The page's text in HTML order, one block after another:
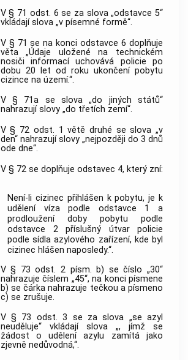
V § 71 odst. 6 se za slova „odstavce 5“
vkládají slova „v písemné formě“.
V § 71 se na konci odstavce 6 doplňuje
věta „Údaje uložené na technickém
nosiči informací uchovává policie po
dobu 20 let od roku ukončení pobytu
cizince na území.“.
V § 71a se slova „do jiných států“
nahrazují slovy „do třetích zemí“.
V § 72 odst. 1 větě druhé se slova „v
den“ nahrazují slovy „nejpozději do 3 dnů
ode dne“.
V § 72 se doplňuje odstavec 4, který zní:
Není-li cizinec přihlášen k pobytu, je k
udělení víza podle odstavce 1 a
prodloužení doby pobytu podle
odstavce 2 příslušný útvar policie
podle sídla azylového zařízení, kde byl
cizinec hlášen naposledy.“.
V § 73 odst. 2 písm. b) se číslo „30“
nahrazuje číslem „45“, na konci písmene
b) se čárka nahrazuje tečkou a písmeno
c) se zrušuje.
V § 73 odst. 3 se za slova „se azyl
neuděluje“ vkládají slova „, jímž se
žádost o udělení azylu zamítá jako
zjevně nedůvodná,“.